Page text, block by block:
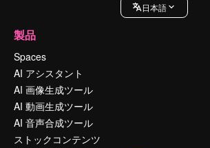
日本語
製品
Spaces
AI アシスタント
AI 画像生成ツール
AI 動画生成ツール
AI 音声合成ツール
ストックコンテンツ